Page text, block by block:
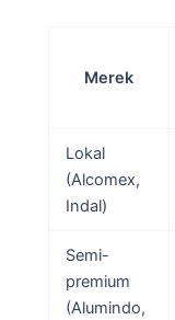
Merek
Lokal
(Alcomex,
Indal)
Semi-
premium
(Alumindo,